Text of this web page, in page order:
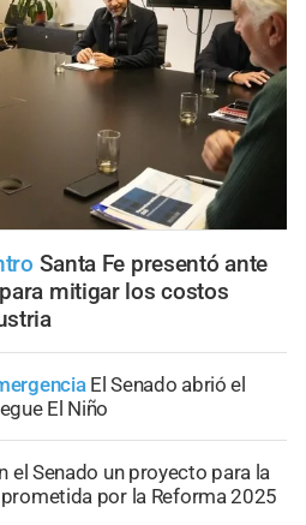
Santa Fe presentó ante
mitigar los costos
El Senado abrió el
El Niño
el Senado un proyecto para la
por la Reforma 2025